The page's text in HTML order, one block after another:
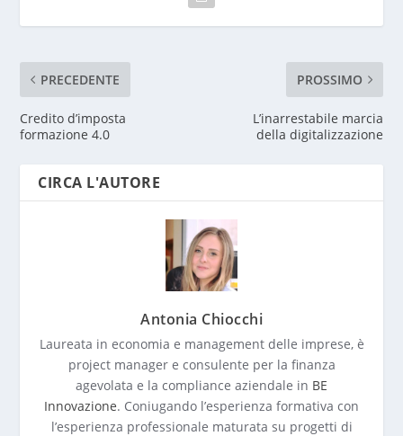
PRECEDENTE
Credito d’imposta
formazione 4.0
PROSSIMO
L’inarrestabile marcia
della digitalizzazione
CIRCA L'AUTORE
Antonia Chiocchi
Laureata in economia e management delle imprese, è
project manager e consulente per la finanza
agevolata e la compliance aziendale in BE
Innovazione. Coniugando l’esperienza formativa con
l’esperienza professionale maturata su progetti di